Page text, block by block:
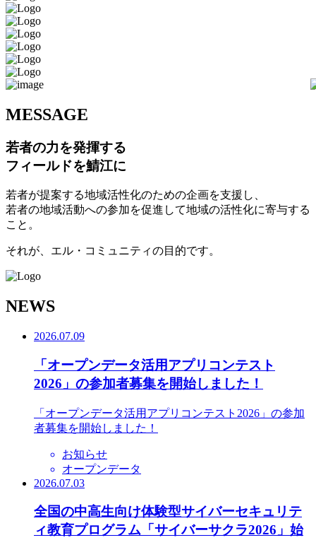
MESSAGE
若者の力を発揮する
フィールドを鯖江に
若者が提案する地域活性化のための企画を支援し、
若者の地域活動への参加を促進して地域の活性化に寄与する
こと。
それが、エル・コミュニティの目的です。
NEWS
2026.07.09
「オープンデータ活用アプリコンテスト
2026」の参加者募集を開始しました！
「オープンデータ活用アプリコンテスト2026」の参加
者募集を開始しました！
お知らせ
オープンデータ
2026.07.03
全国の中高生向け体験型サイバーセキュリテ
ィ教育プログラム「サイバーサクラ2026」始